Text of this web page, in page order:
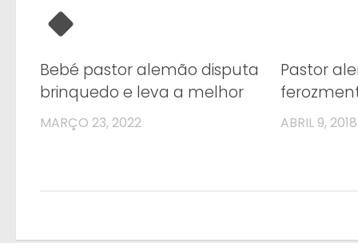
Bebé pastor alemão disputa
brinquedo e leva a melhor
MARÇO 23, 2022
Pastor
ABRIL 9, 2018